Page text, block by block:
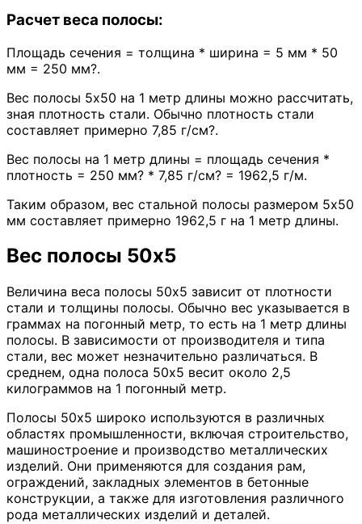
Расчет веса полосы:
Площадь сечения = толщина * ширина = 5 мм * 50
мм = 250 мм?.
Вес полосы 5х50 на 1 метр длины можно рассчитать,
зная плотность стали. Обычно плотность стали
составляет примерно 7,85 г/см?.
Вес полосы на 1 метр длины = площадь сечения *
плотность = 250 мм? * 7,85 г/см? = 1962,5 г/м.
Таким образом, вес стальной полосы размером 5х50
мм составляет примерно 1962,5 г на 1 метр длины.
Вес полосы 50х5
Величина веса полосы 50х5 зависит от плотности
стали и толщины полосы. Обычно вес указывается в
граммах на погонный метр, то есть на 1 метр длины
полосы. В зависимости от производителя и типа
стали, вес может незначительно различаться. В
среднем, одна полоса 50х5 весит около 2,5
килограммов на 1 погонный метр.
Полосы 50х5 широко используются в различных
областях промышленности, включая строительство,
машиностроение и производство металлических
изделий. Они применяются для создания рам,
ограждений, закладных элементов в бетонные
конструкции, а также для изготовления различного
рода металлических изделий и деталей.